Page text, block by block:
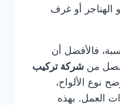
الهناجر أو غرف
فالأفضل أن
من شركة تركيب
نوع الألواح،
العمل. بهذه